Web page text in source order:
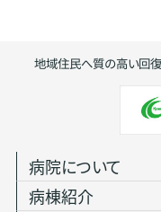
地域住民へ質の高い回
病院について
病棟紹介